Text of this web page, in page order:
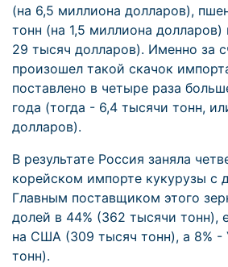
(на 6,5 миллиона долларов),
тонн (на 1,5 миллиона долларов)
29 тысяч долларов). Именно за
произошел такой скачок
поставлено в четыре раза
года (тогда - 6,4 тысячи тонн,
долларов).
В результате Россия заняла
корейском импорте кукурузы с
Главным поставщиком этого
долей в 44% (362 тысячи тонн),
на США (309 тысяч тонн), а 8% -
тонн).